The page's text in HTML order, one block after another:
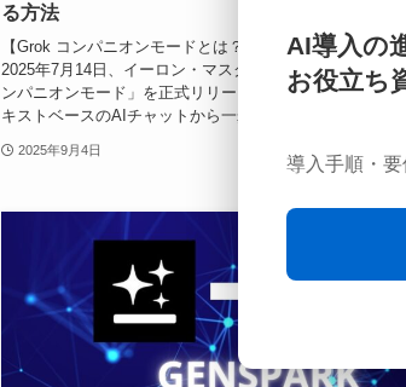
る方法
【Grok コンパニオンモードとは？AIキャラと会話でき
2025年7月14日、イーロン・マスク率いるxAIが革新的な
ンパニオンモード」を正式リリースしました。この機能
キストベースのAIチャットから一歩進んだ、3D...
2025年9月4日
AI導入の
お役立ち
導入手順・要